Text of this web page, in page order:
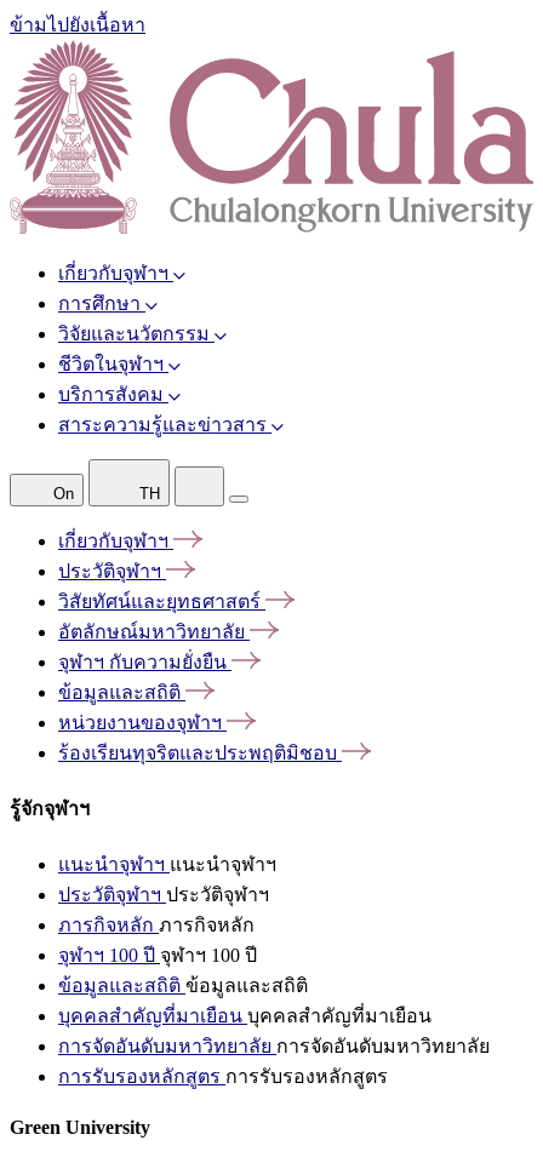
ข้ามไปยังเนื้อหา
เกี่ยวกับจุฬาฯ
การศึกษา
วิจัยและนวัตกรรม
ชีวิตในจุฬาฯ
บริการสังคม
สาระความรู้และข่าวสาร
On TH
เกี่ยวกับจุฬาฯ
ประวัติจุฬาฯ
วิสัยทัศน์และยุทธศาสตร์
อัตลักษณ์มหาวิทยาลัย
จุฬาฯ กับความยั่งยืน
ข้อมูลและสถิติ
หน่วยงานของจุฬาฯ
ร้องเรียนทุจริตและประพฤติมิชอบ
รู้จักจุฬาฯ
แนะนำจุฬาฯ แนะนำจุฬาฯ
ประวัติจุฬาฯ ประวัติจุฬาฯ
ภารกิจหลัก ภารกิจหลัก
จุฬาฯ 100 ปี จุฬาฯ 100 ปี
ข้อมูลและสถิติ ข้อมูลและสถิติ
บุคคลสำคัญที่มาเยือน บุคคลสำคัญที่มาเยือน
การจัดอันดับมหาวิทยาลัย การจัดอันดับมหาวิทยาลัย
การรับรองหลักสูตร การรับรองหลักสูตร
Green University